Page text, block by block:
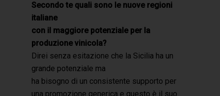
Secondo te quali sono le nuove regioni
italiane
con il maggiore potenziale per la
produzione vinicola?
Direi senza esitazione che la Sicilia ha un
grande potenziale ma
ha bisogno di un consistente supporto per
una promozione generica e questo è il suo